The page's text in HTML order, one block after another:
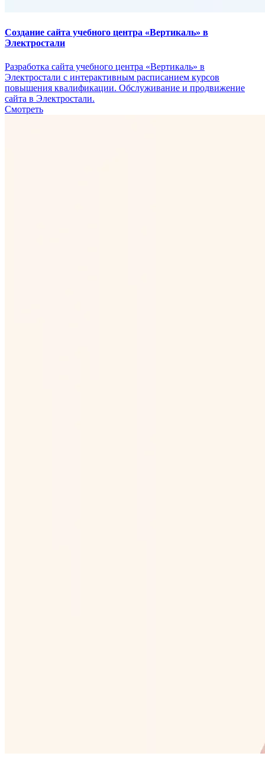
Создание сайта учебного центра «Вертикаль» в
Электростали
Разработка сайта учебного центра «Вертикаль» в
Электростали с интерактивным расписанием курсов
повышения квалификации. Обслуживание и продвижение
сайта в Электростали.
Смотреть